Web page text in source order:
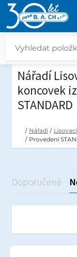
Nářadí
koncovek
STANDARD
/ Nářadí /
/ Provedení
Doporučené